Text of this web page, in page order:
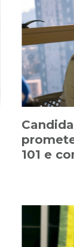
101 e